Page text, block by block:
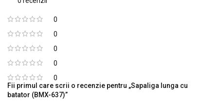
0
0
0
0
0
Fii primul care scrii o recenzie pentru „Sapaliga lunga cu
batator (BMX-637)”